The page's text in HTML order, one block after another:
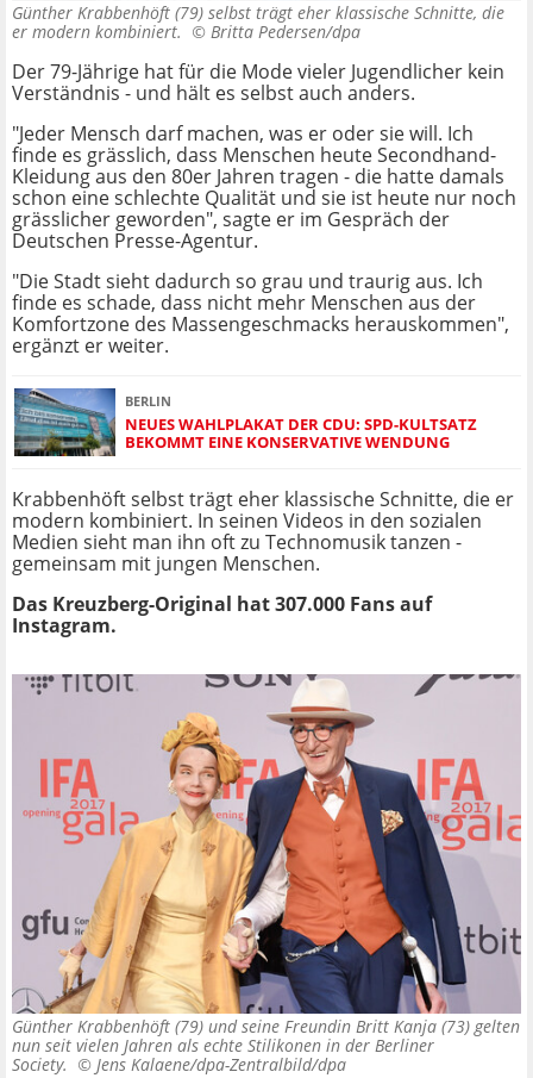
Günther Krabbenhöft (79) selbst trägt eher klassische Schnitte, die
er modern kombiniert. © Britta Pedersen/dpa
Der 79-Jährige hat für die Mode vieler Jugendlicher kein
Verständnis - und hält es selbst auch anders.
"Jeder Mensch darf machen, was er oder sie will. Ich
finde es grässlich, dass Menschen heute Secondhand-
Kleidung aus den 80er Jahren tragen - die hatte damals
schon eine schlechte Qualität und sie ist heute nur noch
grässlicher geworden", sagte er im Gespräch der
Deutschen Presse-Agentur.
"Die Stadt sieht dadurch so grau und traurig aus. Ich
finde es schade, dass nicht mehr Menschen aus der
Komfortzone des Massengeschmacks herauskommen",
ergänzt er weiter.
BERLIN
NEUES WAHLPLAKAT DER CDU: SPD-KULTSATZ
BEKOMMT EINE KONSERVATIVE WENDUNG
Krabbenhöft selbst trägt eher klassische Schnitte, die er
modern kombiniert. In seinen Videos in den sozialen
Medien sieht man ihn oft zu Technomusik tanzen -
gemeinsam mit jungen Menschen.
Das Kreuzberg-Original hat 307.000 Fans auf
Instagram.
Günther Krabbenhöft (79) und seine Freundin Britt Kanja (73) gelten
nun seit vielen Jahren als echte Stilikonen in der Berliner
Society. © Jens Kalaene/dpa-Zentralbild/dpa